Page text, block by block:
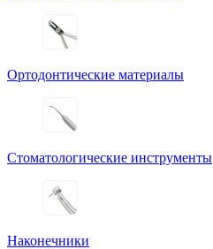
Ортодонтические материалы
Стоматологические инструменты
Наконечники